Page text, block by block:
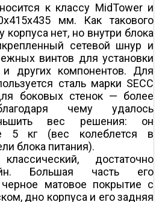
к классу MidTower и
мм. Как такового
корпуса нет, но внутри блока
сетевой шнур и
винтов для установки
и других компонентов. Для
сталь марки SECC
боковых стенок — более
чему удалось
вес решения: он
5 кг (вес колеблется в
блока питания).
достаточно
Большая часть его
матовое покрытие с
дно корпуса и его задняя